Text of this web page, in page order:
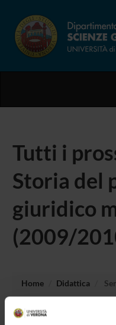
Tutti i
Storia del
giuridico
(2009/
Home Didattica
Non è stato trovato